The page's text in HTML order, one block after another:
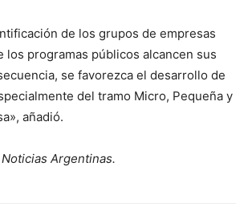
de los grupos de empresas
los programas públicos alcancen sus
se favorezca el desarrollo de
del tramo Micro, Pequeña y
añadió.
Argentinas.